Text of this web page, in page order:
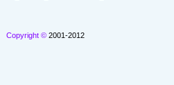
Copyright © 2001-2012